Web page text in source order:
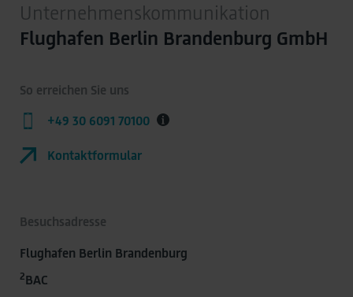
Unternehmenskommunikation
Flughafen Berlin Brandenburg GmbH
So erreichen Sie uns
+49 30 6091 70100
Kontaktformular
Besuchsadresse
Flughafen Berlin Brandenburg
2BAC